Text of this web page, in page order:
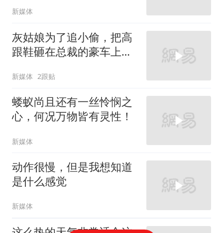
新媒体
灰姑娘为了追小偷，把高
跟鞋砸在总裁的豪车上，
新媒体 2跟贴
蝼蚁尚且还有一丝怜悯之
心，何况万物皆有灵性！
新媒体
动作很慢，但是我想知道
是什么感觉
新媒体